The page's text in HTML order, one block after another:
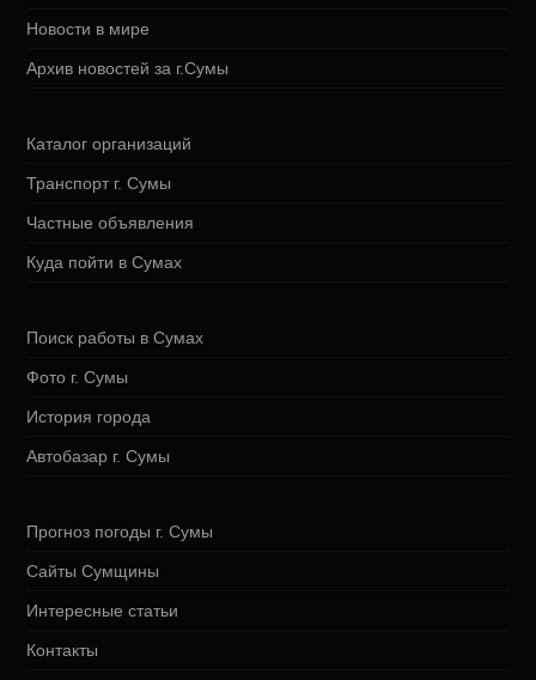
Новости в мире
Архив новостей за г.Сумы
Каталог организаций
Транспорт г. Сумы
Частные объявления
Куда пойти в Сумах
Поиск работы в Сумах
Фото г. Сумы
История города
Автобазар г. Сумы
Прогноз погоды г. Сумы
Сайты Сумщины
Интересные статьи
Контакты